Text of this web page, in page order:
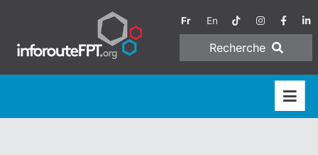
Fr En
Recherche